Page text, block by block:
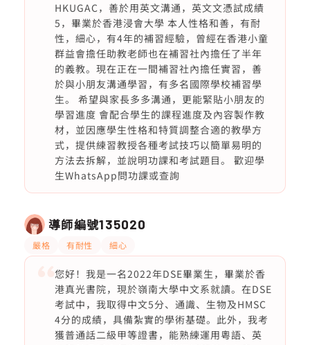
HKUGAC，善於用英文溝通，英文文憑試成績
5，畢業於香港浸會大學 本人性格和善，有耐
性，細心，有4年的補習經驗，曾經在香港小童
群益會擔任助教老師也在補習社內擔任了半年
的義教。現在正在一間補習社內擔任實習，善
於與小朋友溝通學習，有多名國際學校補習學
生。 希望與家長多多溝通，更能緊貼小朋友的
學習進度 會配合學生的課程進度及內容製作教
材，並因應學生性格和特質調整合適的教學方
式，提供練習教授各種考試技巧以簡單易明的
方法去拆解，並說明功課和考試題目。 歡迎學
生WhatsApp問功課或查詢
導師編號135020
嚴格 有耐性 細心
您好！我是一名2022年DSE畢業生，畢業於香
港真光書院，現於嶺南大學中文系就讀。在DSE
考試中，我取得中文5分、通識、生物及HMSC
4分的成績，具備紮實的學術基礎。此外，我考
獲普通話二級甲等證書，能熟練運用粵語、英